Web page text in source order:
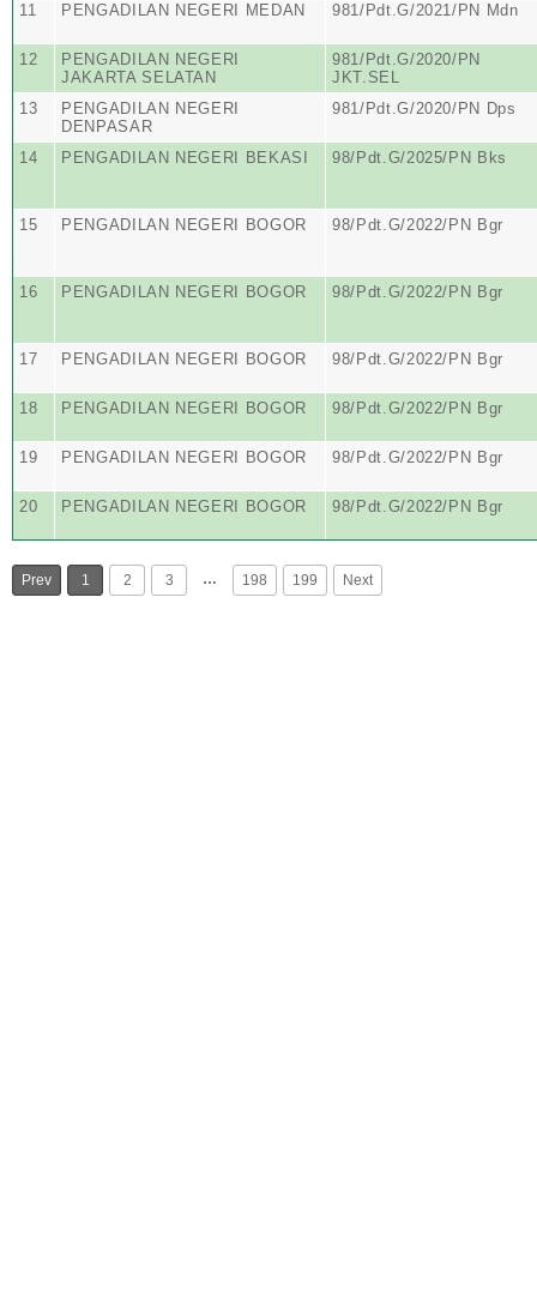
11 PENGADILAN NEGERI MEDAN 981/Pdt.G/2021/PN Mdn
12
PENGADILAN NEGERI
JAKARTA SELATAN
981/Pdt.G/2020/PN
JKT.SEL
13
PENGADILAN NEGERI
DENPASAR
981/Pdt.G/2020/PN Dps
14 PENGADILAN NEGERI BEKASI 98/Pdt.G/2025/PN Bks
15 PENGADILAN NEGERI BOGOR 98/Pdt.G/2022/PN Bgr
16 PENGADILAN NEGERI BOGOR 98/Pdt.G/2022/PN Bgr
17 PENGADILAN NEGERI BOGOR 98/Pdt.G/2022/PN Bgr
18 PENGADILAN NEGERI BOGOR 98/Pdt.G/2022/PN Bgr
19 PENGADILAN NEGERI BOGOR 98/Pdt.G/2022/PN Bgr
20 PENGADILAN NEGERI BOGOR 98/Pdt.G/2022/PN Bgr
Prev 1 2 3 … 198 199 Next